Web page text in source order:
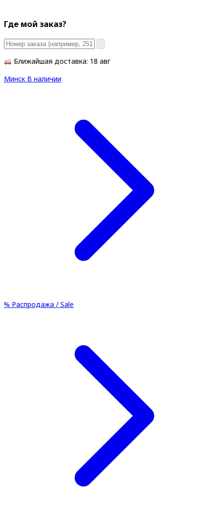
Где мой заказ?
Ближайшая доставка: 18 авг
Минск В наличии
% Распродажа / Sale